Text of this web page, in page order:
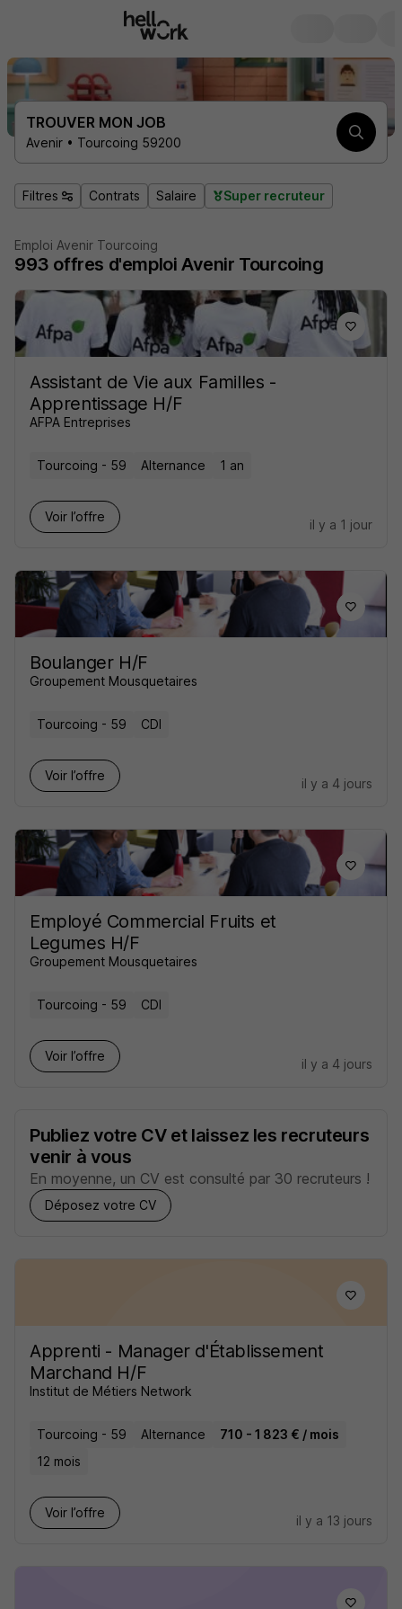
TROUVER MON JOB
Avenir • Tourcoing 59200
Filtres Contrats Salaire Super recruteur
Emploi Avenir Tourcoing
993 offres d'emploi Avenir Tourcoing
Assistant de Vie aux Familles -
Apprentissage H/F
AFPA Entreprises
Tourcoing - 59 Alternance 1 an
Voir l’offre
il y a 1 jour
Boulanger H/F
Groupement Mousquetaires
Tourcoing - 59 CDI
Voir l’offre
il y a 4 jours
Employé Commercial Fruits et
Legumes H/F
Groupement Mousquetaires
Tourcoing - 59 CDI
Voir l’offre
il y a 4 jours
Publiez votre CV et laissez les recruteurs
venir à vous
En moyenne, un CV est consulté par 30 recruteurs !
Déposez votre CV
Apprenti - Manager d'Établissement
Marchand H/F
Institut de Métiers Network
Tourcoing - 59 Alternance
710 - 1 823 € / mois
12 mois
Voir l’offre
il y a 13 jours